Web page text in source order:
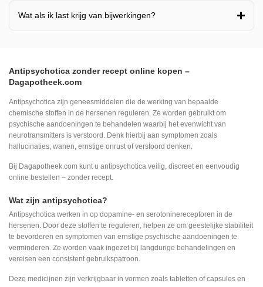
Wat als ik last krijg van bijwerkingen?
Antipsychotica zonder recept online kopen –
Dagapotheek.com
Antipsychotica zijn geneesmiddelen die de werking van bepaalde
chemische stoffen in de hersenen reguleren. Ze worden gebruikt om
psychische aandoeningen te behandelen waarbij het evenwicht van
neurotransmitters is verstoord. Denk hierbij aan symptomen zoals
hallucinaties, wanen, ernstige onrust of verstoord denken.
Bij Dagapotheek.com kunt u antipsychotica veilig, discreet en eenvoudig
online bestellen – zonder recept.
Wat zijn antipsychotica?
Antipsychotica werken in op dopamine- en serotoninereceptoren in de
hersenen. Door deze stoffen te reguleren, helpen ze om geestelijke stabiliteit
te bevorderen en symptomen van ernstige psychische aandoeningen te
verminderen. Ze worden vaak ingezet bij langdurige behandelingen en
vereisen een consistent gebruikspatroon.
Deze medicijnen zijn verkrijgbaar in vormen zoals tabletten of capsules en